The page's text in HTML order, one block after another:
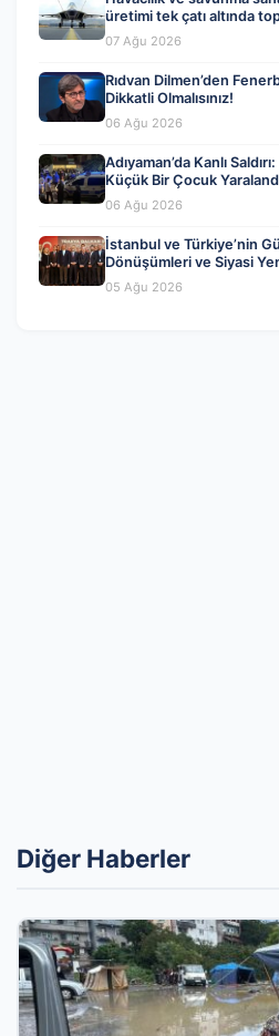
üretimi tek çatı altında
07 Ağu 2026
Rıdvan Dilmen’den
Dikkatli Olmalısınız!
06 Ağu 2026
Adıyaman’da Kanlı
Küçük Bir Çocuk
06 Ağu 2026
İstanbul ve Türkiye’nin
Dönüşümleri ve Siyasi
05 Ağu 2026
Diğer Haberler